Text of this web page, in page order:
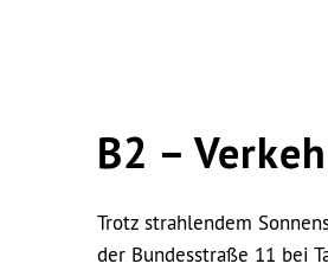
B2 –
Trotz strahlendem
der Bundesstraße 11 bei